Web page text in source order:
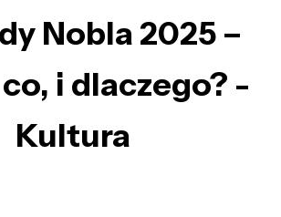
Nobla 2025 –
i dlaczego? -
Kultura